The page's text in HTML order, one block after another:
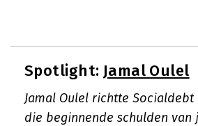
Spotlight: Jamal Oulel
Jamal Oulel richtte
die beginnende schulden van